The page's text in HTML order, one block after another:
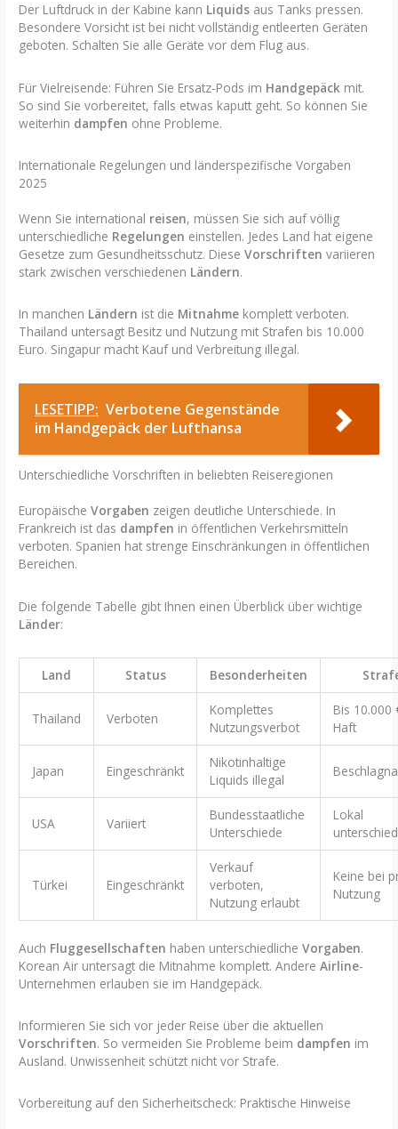
Der Luftdruck in der Kabine kann Liquids aus Tanks pressen.
Besondere Vorsicht ist bei nicht vollständig entleerten Geräten
geboten. Schalten Sie alle Geräte vor dem Flug aus.
Für Vielreisende: Führen Sie Ersatz-Pods im Handgepäck mit.
So sind Sie vorbereitet, falls etwas kaputt geht. So können Sie
weiterhin dampfen ohne Probleme.
Internationale Regelungen und länderspezifische Vorgaben
2025
Wenn Sie international reisen, müssen Sie sich auf völlig
unterschiedliche Regelungen einstellen. Jedes Land hat eigene
Gesetze zum Gesundheitsschutz. DieseVorschriften variieren
stark zwischen verschiedenen Ländern.
In manchen Ländern ist die Mitnahme komplett verboten.
Thailand untersagt Besitz und Nutzung mit Strafen bis 10.000
Euro. Singapur macht Kauf und Verbreitung illegal.
LESETIPP: Verbotene Gegenstände
im Handgepäck der Lufthansa
Unterschiedliche Vorschriften in beliebten Reiseregionen
EuropäischeVorgaben zeigen deutliche Unterschiede. In
Frankreich ist das dampfen in öffentlichen Verkehrsmitteln
verboten. Spanien hat strenge Einschränkungen in öffentlichen
Bereichen.
Die folgende Tabelle gibt Ihnen einen Überblick über wichtige
Länder:
Land Status Besonderheiten
Thailand Verboten
Komplettes
Nutzungsverbot
Bis 10.000
Haft
Japan Eingeschränkt
Nikotinhaltige
Liquids illegal
USA Variiert
Bundesstaatliche
Unterschiede
Lokal
Türkei Eingeschränkt
Verkauf
verboten,
Nutzung erlaubt
Keine bei
Nutzung
Auch Fluggesellschaften haben unterschiedlicheVorgaben.
Korean Air untersagt die Mitnahme komplett. AndereAirline-
Unternehmen erlauben sie im Handgepäck.
Informieren Sie sich vor jeder Reise über die aktuellen
Vorschriften. So vermeiden Sie Probleme beim dampfen im
Ausland. Unwissenheit schützt nicht vor Strafe.
Vorbereitung auf den Sicherheitscheck: Praktische Hinweise